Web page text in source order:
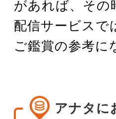
があれば、その
配信サービスで
ご鑑賞の参考に
アナタに